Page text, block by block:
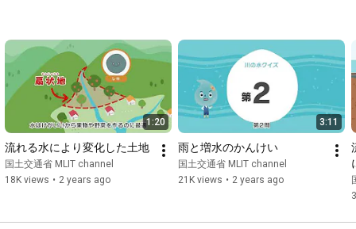
1:20
流れる水により変化した土地
国土交通省 MLIT channel
18K views • 2 years ago
3:11
雨と増水のかんけい
国土交通省 MLIT channel
21K views • 2 years ago